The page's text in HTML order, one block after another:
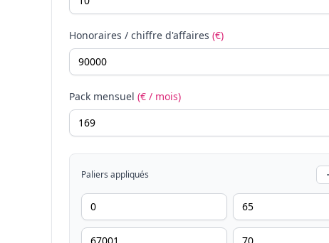
Honoraires / chiffre d'affaires (€)
Pack mensuel (€ / mois)
Paliers appliqués